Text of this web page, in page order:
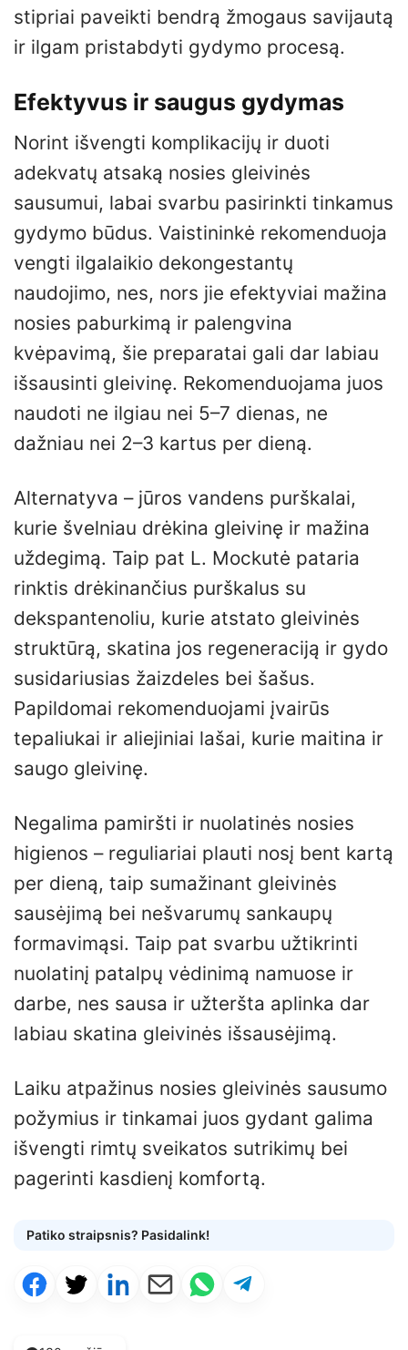
stipriai paveikti bendrą žmogaus savijautą
ir ilgam pristabdyti gydymo procesą.
Efektyvus ir saugus gydymas
Norint išvengti komplikacijų ir duoti
adekvatų atsaką nosies gleivinės
sausumui, labai svarbu pasirinkti tinkamus
gydymo būdus. Vaistininkė rekomenduoja
vengti ilgalaikio dekongestantų
naudojimo, nes, nors jie efektyviai mažina
nosies paburkimą ir palengvina
kvėpavimą, šie preparatai gali dar labiau
išsausinti gleivinę. Rekomenduojama juos
naudoti ne ilgiau nei 5–7 dienas, ne
dažniau nei 2–3 kartus per dieną.
Alternatyva – jūros vandens purškalai,
kurie švelniau drėkina gleivinę ir mažina
uždegimą. Taip pat L. Mockutė pataria
rinktis drėkinančius purškalus su
dekspantenoliu, kurie atstato gleivinės
struktūrą, skatina jos regeneraciją ir gydo
susidariusias žaizdeles bei šašus.
Papildomai rekomenduojami įvairūs
tepaliukai ir aliejiniai lašai, kurie maitina ir
saugo gleivinę.
Negalima pamiršti ir nuolatinės nosies
higienos – reguliariai plauti nosį bent kartą
per dieną, taip sumažinant gleivinės
sausėjimą bei nešvarumų sankaupų
formavimąsi. Taip pat svarbu užtikrinti
nuolatinį patalpų vėdinimą namuose ir
darbe, nes sausa ir užteršta aplinka dar
labiau skatina gleivinės išsausėjimą.
Laiku atpažinus nosies gleivinės sausumo
požymius ir tinkamai juos gydant galima
išvengti rimtų sveikatos sutrikimų bei
pagerinti kasdienį komfortą.
Patiko straipsnis? Pasidalink!